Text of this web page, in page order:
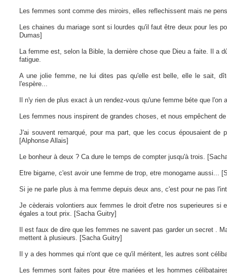
Les femmes sont comme des miroirs, elles reflechissent mais ne
Les chaines du mariage sont si lourdes qu'il faut être deux pour les
Dumas]
La femme est, selon la Bible, la dernière chose que Dieu a faite. Il a
fatigue.
A une jolie femme, ne lui dites pas qu'elle est belle, elle le sait,
l'espère...
Il n'y rien de plus exact à un rendez-vous qu'une femme béte que l'on
Les femmes nous inspirent de grandes choses, et nous empêchent
J'ai souvent remarqué, pour ma part, que les cocus épousaient de
[Alphonse Allais]
Le bonheur à deux ? Ca dure le temps de compter jusqu'à trois.
Etre bigame, c'est avoir une femme de trop, etre monogame aussi...
Si je ne parle plus à ma femme depuis deux ans, c'est pour ne pas
Je cèderais volontiers aux femmes le droit d'etre nos superieures si
égales a tout prix. [Sacha Guitry]
Il est faux de dire que les femmes ne savent pas garder un secret .
mettent à plusieurs. [Sacha Guitry]
Il y a des hommes qui n'ont que ce qu'il méritent, les autres sont
Les femmes sont faites pour être mariées et les hommes